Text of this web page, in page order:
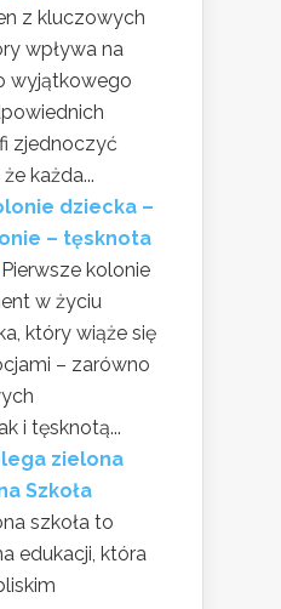
z kluczowych
wpływa na
wyjątkowego
zjednoczyć
każda...
dziecka –
– tęsknota
Pierwsze kolonie
w życiu
który wiąże się
– zarówno
i tęsknotą...
zielona
Szkoła
szkoła to
edukacji, która